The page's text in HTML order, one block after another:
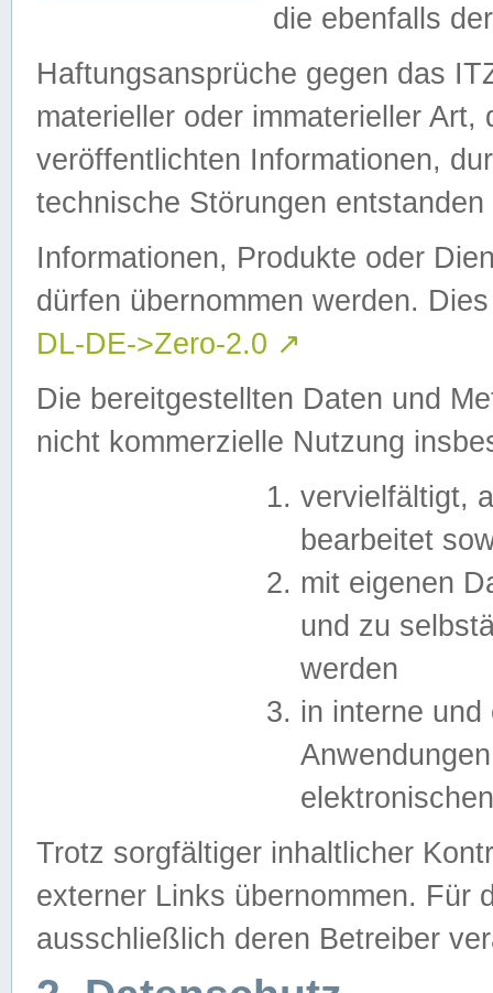
die ebenfalls
Haftungsansprüche gegen das
materieller oder immaterieller
veröffentlichten Informationen,
technische Störungen
Informationen, Produkte oder
dürfen übernommen werden.
DL-DE->Zero-2.0 ↗
Die bereitgestellten Daten und
nicht kommerzielle Nutzung
vervielfältigt,
bearbeitet
mit eigenen
und zu
werden
in interne
Trotz sorgfältiger inhaltlicher
externer Links übernommen. Für
ausschließlich deren Betreiber